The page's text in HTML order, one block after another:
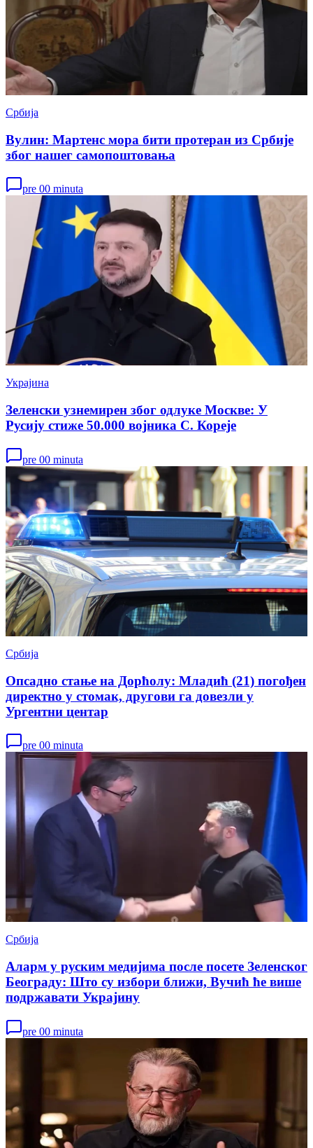
Србија
Вулин: Мартенс мора бити протеран из Србије
због нашег самопоштовања
pre 00 minuta
Украјина
Зеленски узнемирен због одлуке Москве: У
Русију стиже 50.000 војника С. Кореје
pre 00 minuta
Србија
Опсадно стање на Дорћолу: Младић (21) погођен
директно у стомак, другови га довезли у
Ургентни центар
pre 00 minuta
Србија
Аларм у руским медијима после посете Зеленског
Београду: Што су избори ближи, Вучић ће више
подржавати Украјину
pre 00 minuta